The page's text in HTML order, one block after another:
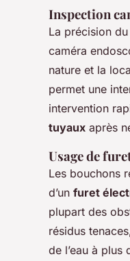
Inspection
La précision
caméra
nature et la
permet une
intervention
tuyaux après
Usage de
Les bouchons
d’un furet
plupart des
résidus
de l’eau à